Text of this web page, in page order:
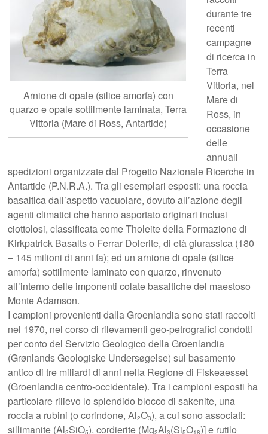
Arnione di opale (silice amorfa) con
quarzo e opale sottilmente laminata, Terra
Vittoria (Mare di Ross, Antartide)
durante tre
recenti
campagne
di ricerca in
Terra
Vittoria, nel
Mare di
Ross, in
occasione
delle
annuali
spedizioni organizzate dal Progetto Nazionale Ricerche in
Antartide (P.N.R.A.). Tra gli esemplari esposti: una roccia
basaltica dall’aspetto vacuolare, dovuto all’azione degli
agenti climatici che hanno asportato originari inclusi
ciottolosi, classificata come Tholeite della Formazione di
Kirkpatrick Basalts o Ferrar Dolerite, di età giurassica (180
– 145 milioni di anni fa); ed un arnione di opale (silice
amorfa) sottilmente laminato con quarzo, rinvenuto
all’interno delle imponenti colate basaltiche del maestoso
Monte Adamson.
I campioni provenienti dalla Groenlandia sono stati raccolti
nel 1970, nel corso di rilevamenti geo-petrografici condotti
per conto del Servizio Geologico della Groenlandia
(Grønlands Geologiske Undersøgelse) sul basamento
antico di tre miliardi di anni nella Regione di Fiskeaesset
(Groenlandia centro-occidentale). Tra i campioni esposti ha
particolare rilievo lo splendido blocco di sakenite, una
roccia a rubini (o corindone, Al2O3), a cui sono associati:
sillimanite (Al2SiO5), cordierite (Mg2Al3(Si5O18)] e rutilo